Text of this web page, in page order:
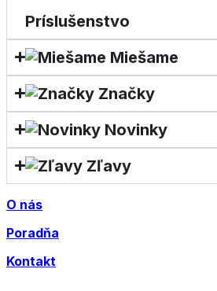
Príslušenstvo
Miešame
Značky
Novinky
Zľavy
O nás
Poradňa
Kontakt